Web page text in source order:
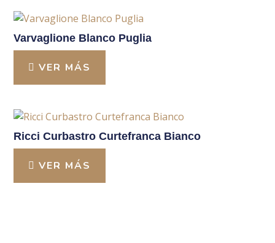
Varvaglione Blanco Puglia
VER MÁS
Ricci Curbastro Curtefranca Bianco
VER MÁS